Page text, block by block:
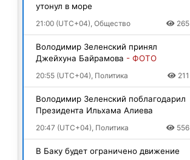
утонул в море
21:00 (UTC+04), Общество 265
Володимир Зеленский принял
Джейхуна Байрамова - ФОТО
20:55 (UTC+04), Политика 211
Володимир Зеленский поблагодарил
Президента Ильхама Алиева
20:47 (UTC+04), Политика 556
В Баку будет ограничено движение